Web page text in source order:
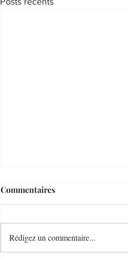
Commentaires
Rédigez un commentaire...